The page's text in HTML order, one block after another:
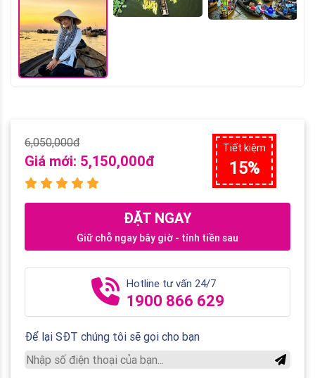
6,050,000đ
Giá mới: 5,150,000đ
Tiết kiệm
15%
ĐẶT NGAY
Giữ chỗ ngay bây giờ - tính tiền sau
Hotline tư vấn 24/7
1900 866 629
Để lại SĐT chúng tôi sẽ gọi cho bạn